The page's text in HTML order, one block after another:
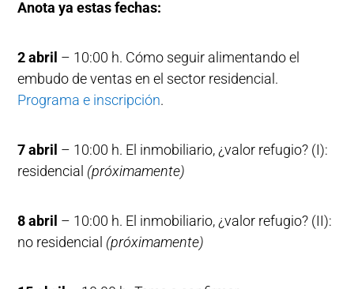
Anota ya estas fechas:
2 abril – 10:00 h. Cómo seguir alimentando el
embudo de ventas en el sector residencial.
Programa e inscripción.
7 abril – 10:00 h. El inmobiliario, ¿valor refugio? (I):
residencial (próximamente)
8 abril – 10:00 h. El inmobiliario, ¿valor refugio? (II):
no residencial (próximamente)